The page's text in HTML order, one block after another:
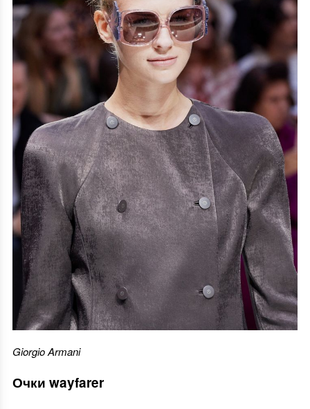
Giorgio Armani
Очки wayfarer